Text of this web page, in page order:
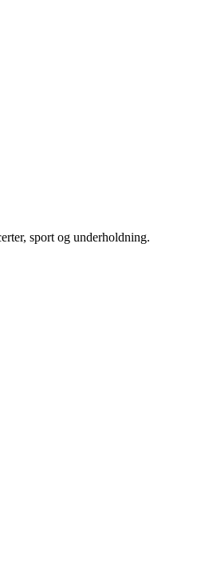
sport og underholdning.